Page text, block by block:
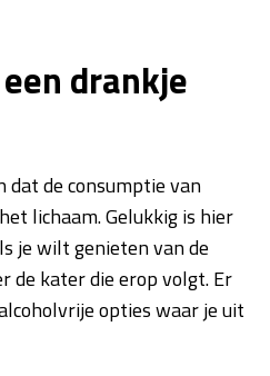
drankje
dat de consumptie van
lichaam. Gelukkig is hier
je wilt genieten van de
de kater die erop volgt. Er
opties waar je uit